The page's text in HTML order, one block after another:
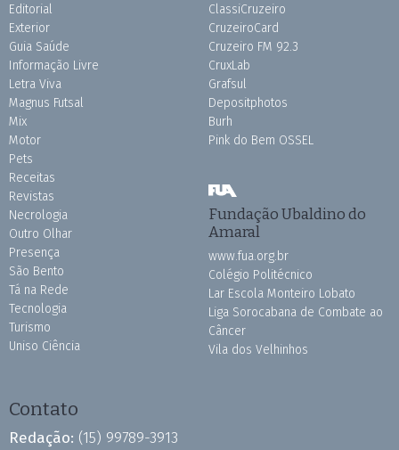
Editorial
Exterior
Guia Saúde
Informação Livre
Letra Viva
Magnus Futsal
Mix
Motor
Pets
Receitas
Revistas
Necrologia
Outro Olhar
Presença
São Bento
Tá na Rede
Tecnologia
Turismo
Uniso Ciência
ClassiCruzeiro
CruzeiroCard
Cruzeiro FM 92.3
CruxLab
Grafsul
Depositphotos
Burh
Pink do Bem OSSEL
Fundação Ubaldino do
Amaral
www.fua.org.br
Colégio Politécnico
Lar Escola Monteiro Lobato
Liga Sorocabana de Combate ao
Câncer
Vila dos Velhinhos
Contato
Redação: (15) 99789-3913